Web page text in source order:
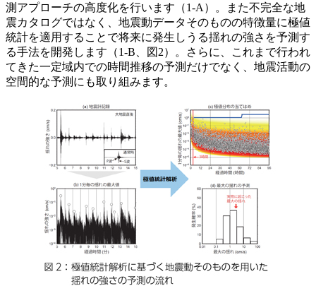
測アプローチの高度化を行います（1-A）。また不完全な地
震カタログではなく、地震動データそのものの特徴量に極値
統計を適用することで将来に発生しうる揺れの強さを予測す
る手法を開発します（1-B、図2）。さらに、これまで行われ
てきた一定域内での時間推移の予測だけでなく、地震活動の
空間的な予測にも取り組みます。